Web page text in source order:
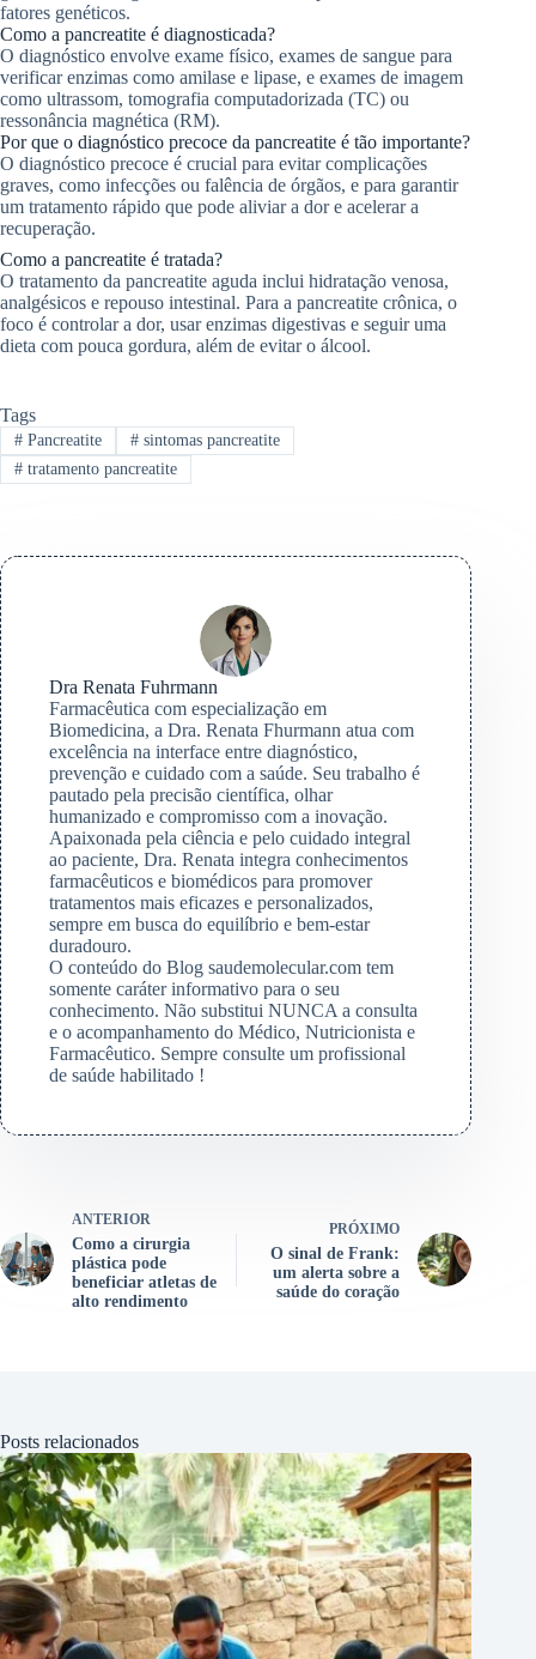
fatores genéticos.
Como a pancreatite é diagnosticada?
O diagnóstico envolve exame físico, exames de sangue para
verificar enzimas como amilase e lipase, e exames de imagem
como ultrassom, tomografia computadorizada (TC) ou
ressonância magnética (RM).
Por que o diagnóstico precoce da pancreatite é tão importante?
O diagnóstico precoce é crucial para evitar complicações
graves, como infecções ou falência de órgãos, e para garantir
um tratamento rápido que pode aliviar a dor e acelerar a
recuperação.
Como a pancreatite é tratada?
O tratamento da pancreatite aguda inclui hidratação venosa,
analgésicos e repouso intestinal. Para a pancreatite crônica, o
foco é controlar a dor, usar enzimas digestivas e seguir uma
dieta com pouca gordura, além de evitar o álcool.
Tags
#Pancreatite #sintomas pancreatite
#tratamento pancreatite
Dra Renata Fuhrmann
Farmacêutica com especialização em
Biomedicina, a Dra. Renata Fhurmann atua com
excelência na interface entre diagnóstico,
prevenção e cuidado com a saúde. Seu trabalho é
pautado pela precisão científica, olhar
humanizado e compromisso com a inovação.
Apaixonada pela ciência e pelo cuidado integral
ao paciente, Dra. Renata integra conhecimentos
farmacêuticos e biomédicos para promover
tratamentos mais eficazes e personalizados,
sempre em busca do equilíbrio e bem-estar
duradouro.
O conteúdo do Blog saudemolecular.com tem
somente caráter informativo para o seu
conhecimento. Não substitui NUNCA a consulta
e o acompanhamento do Médico, Nutricionista e
Farmacêutico. Sempre consulte um profissional
de saúde habilitado !
ANTERIOR
Como a cirurgia
plástica pode
beneficiar atletas de
alto rendimento
PRÓXIMO
O sinal de Frank:
um alerta sobre a
saúde do coração
Posts relacionados